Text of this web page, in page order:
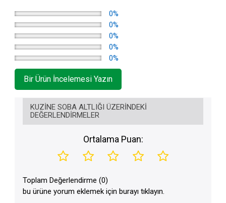
0%
0%
0%
0%
0%
Bir Ürün İncelemesi Yazın
KUZINE SOBA ALTLIĞI ÜZERINDEKI
DEĞERLENDIRMELER
Ortalama Puan:
Toplam Değerlendirme (0)
bu ürüne yorum eklemek için burayı tıklayın.